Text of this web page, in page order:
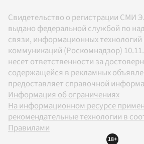
Свидетельство о регистрации СМИ
выдано федеральной службой по
связи, информационных
коммуникаций (Роскомнадзор)
несет ответственности за
содержащейся в рекламных
предоставляет справочной
Информация об ограничениях
На информационном ресурсе
рекомендательные технологии в
Правилами
18+